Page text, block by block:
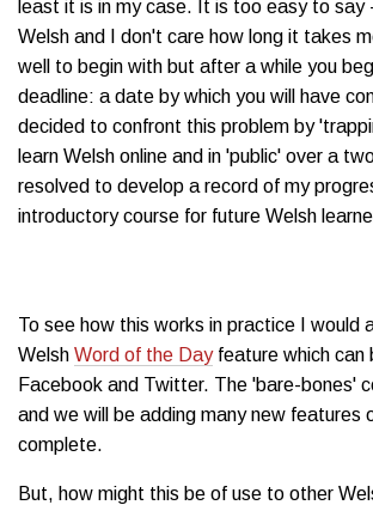
least it is in my case. It is too easy to say
Welsh and I don't care how long it takes
well to begin with but after a while you
deadline: a date by which you will have
decided to confront this problem by
learn Welsh online and in 'public' over a
resolved to develop a record of my
introductory course for future Welsh
To see how this works in practice I would
Welsh Word of the Dayfeature which can
Facebook and Twitter. The 'bare-bones'
and we will be adding many new features
complete.
But, how might this be of use to other